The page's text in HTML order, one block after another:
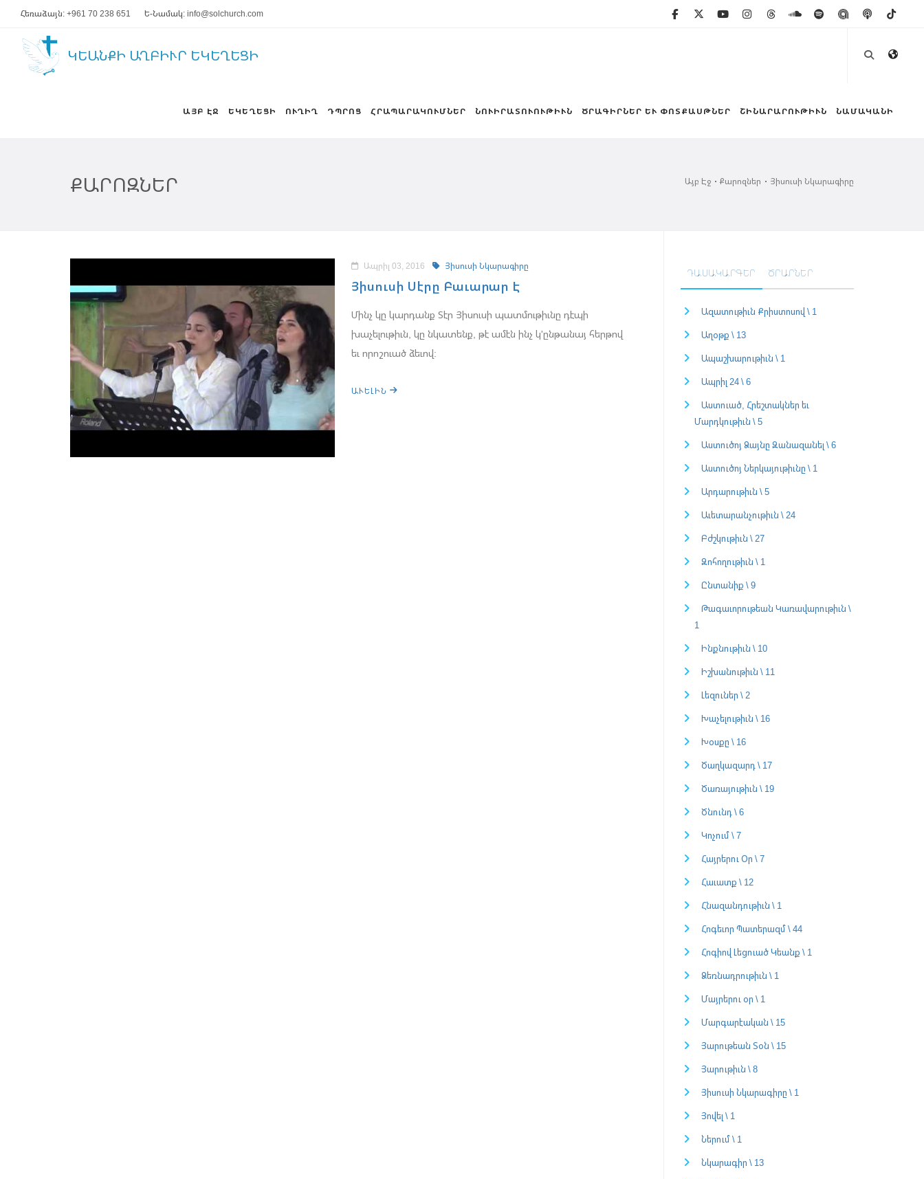
Հեռաձայն: +961 70 238 651 Ե-Նամակ: info@solchurch.com
ԿԵԱՆՔԻ ԱՂԲԻՒՐ ԵԿԵՂԵՑԻ
ԱՅԲ ԷՋ ԵԿԵՂԵՑԻ ՈՒՂԻՂ ԴՊՐՈՑ ՀՐԱՊԱՐԱԿՈՒՄՆԵՐ ՆՈՒԻՐԱՏՈՒՈՒԹԻՒՆ ԾՐԱԳԻՐՆԵՐ ԵՒ ՓՈՏՔԱՍԹՆԵՐ ՇԻՆԱՐԱՐՈՒԹԻՒՆ ՆԱՄԱԿԱՆԻ
Այբ Էջ Քարոզներ Յիսուսի Նկարագիրը
ՔԱՐՈԶՆԵՐ
Ապրիլ 03, 2016 Յիսուսի Նկարագիրը
Յիսուսի Սէրը Բաւարար Է
Մինչ կը կարդանք Տէր Յիսուսի պատմութիւնը դէպի
խաչելութիւն, կը նկատենք, թէ ամէն ինչ կ'ընթանայ հերթով
եւ որոշուած ձեւով:
ԱՒԵԼԻՆ
ԴԱՍԱԿԱՐԳԵՐ ԾՐԱՐՆԵՐ
Ազատութիւն Քրիստոսով \ 1
Աղօթք \ 13
Ապաշխարութիւն \ 1
Ապրիլ 24 \ 6
Աստուած, Հրեշտակներ եւ
Մարդկութիւն \ 5
Աստուծոյ Ձայնը Զանազանել \ 6
Աստուծոյ Ներկայութիւնը \ 1
Արդարութիւն \ 5
Աւետարանչութիւն \ 24
Բժշկութիւն \ 27
Զոհողութիւն \ 1
Ընտանիք \ 9
Թագաւորութեան Կառավարութիւն \
1
Ինքնութիւն \ 10
Իշխանութիւն \ 11
Լեզուներ \ 2
Խաչելութիւն \ 16
Խօսքը \ 16
Ծաղկազարդ \ 17
Ծառայութիւն \ 19
Ծնունդ \ 6
Կոչում \ 7
Հայրերու Օր \ 7
Հաւատք \ 12
Հնազանդութիւն \ 1
Հոգեւոր Պատերազմ \ 44
Հոգիով Լեցուած Կեանք \ 1
Ձեռնադրութիւն \ 1
Մայրերու օր \ 1
Մարգարէական \ 15
Յարութեան Տօն \ 15
Յարութիւն \ 8
Յիսուսի Նկարագիրը \ 1
Յովել \ 1
Ներում \ 1
Նկարագիր \ 13